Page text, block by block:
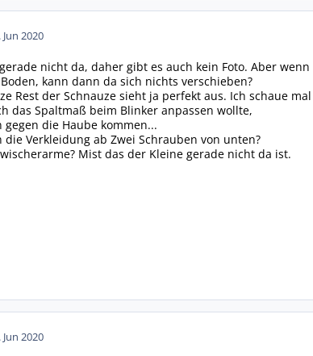
Jun 2020
nicht da, daher gibt es auch kein Foto. Aber
kann dann da sich nichts verschieben?
Rest der Schnauze sieht ja perfekt aus. Ich schaue
das Spaltmaß beim Blinker anpassen wollte,
die Haube kommen...
die Verkleidung ab Zwei Schrauben von unten?
Mist das der Kleine gerade nicht da ist.
Jun 2020